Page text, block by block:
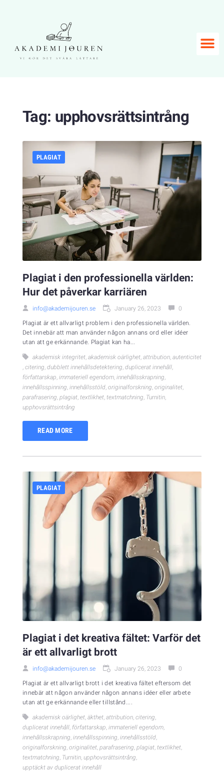
Tag: upphovsrättsintrång
PLAGIAT
Plagiat i den professionella världen:
Hur det påverkar karriären
info@akademijouren.se January 26, 2023 0
Plagiat är ett allvarligt problem i den professionella världen.
Det innebär att man använder någon annans ord eller idéer
utan att ge erkännande. Plagiat kan ha...
akademisk integritet akademisk oärlighet attribution autenticitet
citering dubblett innehållsdetektering duplicerat innehåll
författarskap immateriell egendom innehållsskrapning
innehållsspinning innehållsstöld originalforskning originalitet
parafrasering plagiat textlikhet textmatchning Turnitin
upphovsrättsintrång
READ MORE
PLAGIAT
Plagiat i det kreativa fältet: Varför det
är ett allvarligt brott
info@akademijouren.se January 26, 2023 0
Plagiat är ett allvarligt brott i det kreativa fältet eftersom det
innebär att någon använder någon annans idéer eller arbete
utan att ge erkännande eller tillstånd....
akademisk oärlighet, äkthet, attribution, citering,
duplicerat innehåll, författarskap, immateriell egendom,
innehållsskrapning, innehållsspinning, innehållsstöld,
originalforskning, originalitet, parafrasering, plagiat, textlikhet,
textmatchning, Turnitin, upphovsrättsintrång,
upptäckt av duplicerat innehåll